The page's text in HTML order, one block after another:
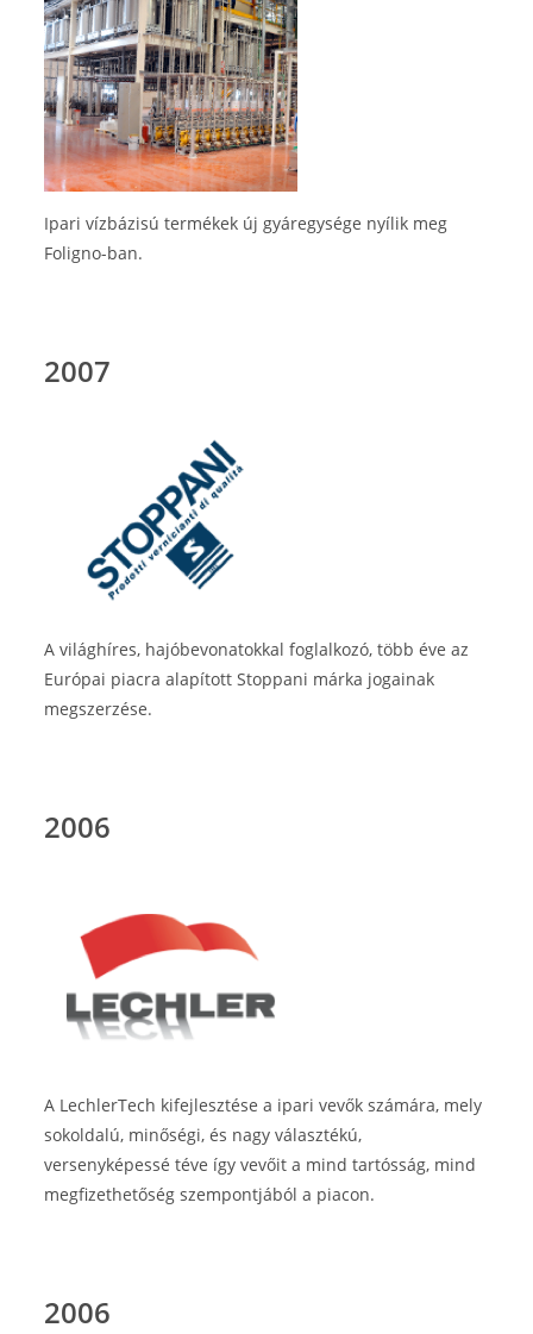
Ipari vízbázisú termékek új gyáregysége nyílik meg
Foligno-ban.
2007
A világhíres, hajóbevonatokkal foglalkozó, több éve az
Európai piacra alapított Stoppani márka jogainak
megszerzése.
2006
A LechlerTech kifejlesztése a ipari vevők számára, mely
sokoldalú, minőségi, és nagy választékú,
versenyképessé téve így vevőit a mind tartósság, mind
megfizethetőség szempontjából a piacon.
2006